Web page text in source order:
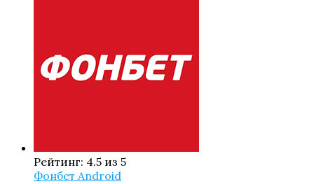
Рейтинг: 4.5 из 5
Фонбет Android